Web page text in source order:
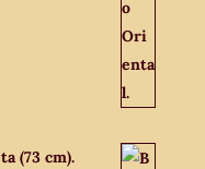
(73 cm).